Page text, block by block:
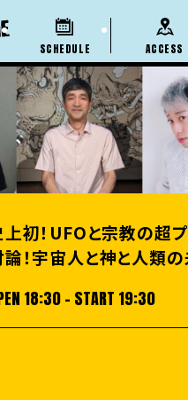
SCHEDULE ACCESS
上初！UFOと宗教の超
！宇宙人と神と人類の
18:30 - START 19:30